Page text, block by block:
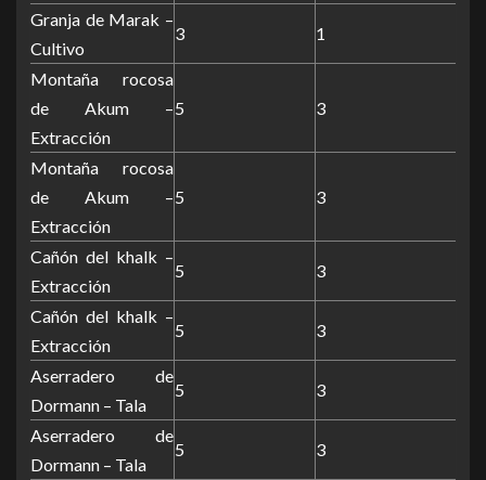
Granja de Marak –
Cultivo
3 1
Montaña rocosa
de Akum –
Extracción
5 3
Montaña rocosa
de Akum –
Extracción
5 3
Cañón del khalk –
Extracción
5 3
Cañón del khalk –
Extracción
5 3
Aserradero de
Dormann – Tala
5 3
Aserradero de
Dormann – Tala
5 3